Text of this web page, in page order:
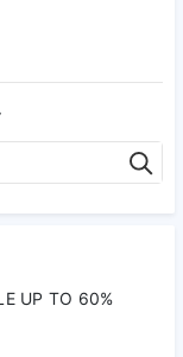
sáng/chiều,
lượng
UP TO 60%